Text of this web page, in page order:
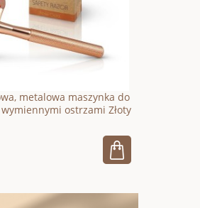
metalowa maszynka do
ostrzami Złoty